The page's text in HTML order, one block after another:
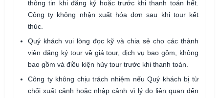
thông tin khi đăng ký hoặc trước khi thanh toán hết.
Công ty không nhận xuất hóa đơn sau khi tour kết
thúc.
Quý khách vui lòng đọc kỹ và chia sẻ cho các thành
viên đăng ký tour về giá tour, dịch vụ bao gồm, không
bao gồm và điều kiện hủy tour trước khi thanh toán.
Công ty không chịu trách nhiệm nếu Quý khách bị từ
chối xuất cảnh hoặc nhập cảnh vì lý do liên quan đến